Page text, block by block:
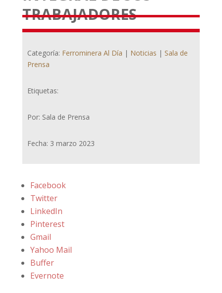
TRABAJADORES
Categoría: Ferrominera Al Día | Noticias | Sala de
Prensa
Etiquetas:
Por: Sala de Prensa
Fecha: 3 marzo 2023
Facebook
Twitter
LinkedIn
Pinterest
Gmail
Yahoo Mail
Buffer
Evernote